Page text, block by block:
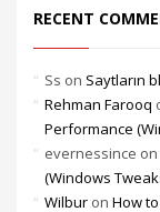
RECENT
Ss on Saytların
Rehman Farooq
Performance
evernessince on
(Windows
Wilbur on How